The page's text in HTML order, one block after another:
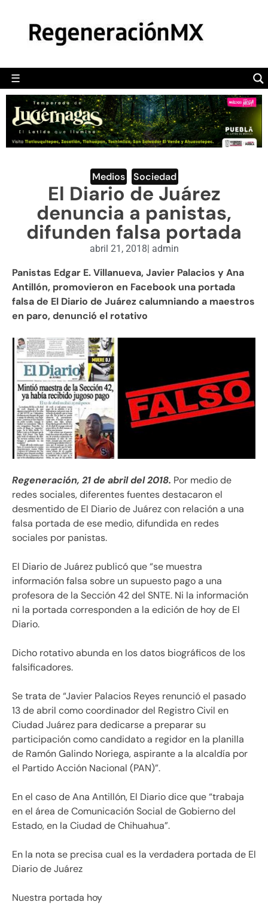
☰
POLÍTICA
CAMALEÓN
OPINIÓN
DEPORTES
ENGLISH SECTION
VIDEOS
Medios Sociedad
El Diario de Juárez
denuncia a panistas,
difunden falsa portada
abril 21, 2018| admin
Panistas Edgar E. Villanueva, Javier Palacios y Ana
Antillón, promovieron en Facebook una portada
falsa de El Diario de Juárez calumniando a maestros
en paro, denunció el rotativo
Regeneración, 21 de abril del 2018. Por medio de
redes sociales, diferentes fuentes destacaron el
desmentido de El Diario de Juárez con relación a una
falsa portada de ese medio, difundida en redes
sociales por panistas.
El Diario de Juárez publicó que “se muestra
información falsa sobre un supuesto pago a una
profesora de la Sección 42 del SNTE. Ni la información
ni la portada corresponden a la edición de hoy de El
Diario.
Dicho rotativo abunda en los datos biográficos de los
falsificadores.
Se trata de “Javier Palacios Reyes renunció el pasado
13 de abril como coordinador del Registro Civil en
Ciudad Juárez para dedicarse a preparar su
participación como candidato a regidor en la planilla
de Ramón Galindo Noriega, aspirante a la alcaldía por
el Partido Acción Nacional (PAN)”.
En el caso de Ana Antillón, El Diario dice que “trabaja
en el área de Comunicación Social de Gobierno del
Estado, en la Ciudad de Chihuahua”.
En la nota se precisa cual es la verdadera portada de El
Diario de Juárez
Nuestra portada hoy